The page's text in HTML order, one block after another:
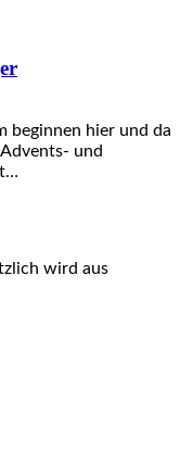
beginnen hier und da
und
wird aus